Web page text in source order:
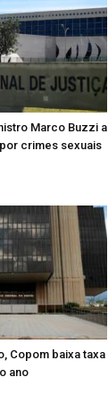
Marco Buzzi a
crimes sexuais
Copom baixa taxa
ano